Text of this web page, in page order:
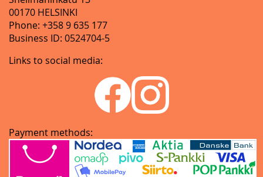
00170 HELSINKI
Phone: +358 9 635 177
Business ID: 0524704-5
Links to social media:
Payment methods: